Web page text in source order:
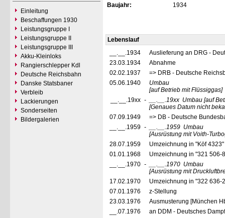
Einleitung
Beschaffungen 1930
Leistungsgruppe I
Leistungsgruppe II
Leistungsgruppe III
Akku-Kleinloks
Rangierschlepper Kdl
Deutsche Reichsbahn
Danske Statsbaner
Verbleib
Lackierungen
Sonderseiten
Bildergalerien
Baujahr:
1934
Lebenslauf
__.__.1934
Auslieferung an DRG -
23.03.1934
Abnahme
02.02.1937
=> DRB - Deutsche
05.06.1940
Umbau
[auf Betrieb mit Flüssiggas]
__.__.19xx - __.__.19xx Umbau [auf
[Genaues Datum nicht
07.09.1949
=> DB - Deutsche
__.__.1959 - __.__.1959 Umbau
[Ausrüstung mit Voith-
28.07.1959
Umzeichnung in "Köf 4323"
01.01.1968
Umzeichnung in "321 506-
__.__.1970 - __.__.1970 Umbau
[Ausrüstung mit
17.02.1970
Umzeichnung in "322 636-
07.01.1976
z-Stellung
23.03.1976
Ausmusterung [München
__.07.1976
an DDM - Deutsches